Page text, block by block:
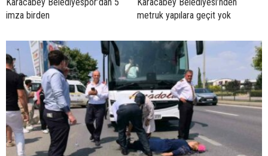
imza birden
metruk yapılara geçit yok